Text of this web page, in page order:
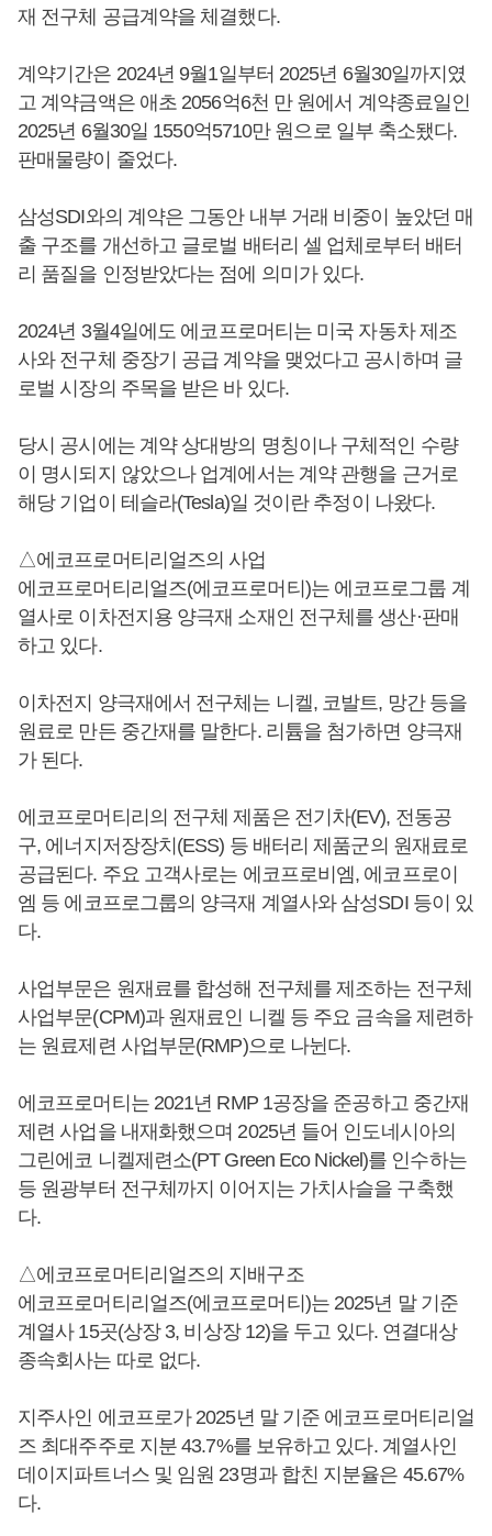
재 전구체 공급계약을 체결했다.
계약기간은 2024년 9월1일부터 2025년 6월30일까지였
고 계약금액은 애초 2056억6천 만 원에서 계약종료일인
2025년 6월30일 1550억5710만 원으로 일부 축소됐다.
판매물량이 줄었다.
삼성SDI와의 계약은 그동안 내부 거래 비중이 높았던 매
출 구조를 개선하고 글로벌 배터리 셀 업체로부터 배터
리 품질을 인정받았다는 점에 의미가 있다.
2024년 3월4일에도 에코프로머티는 미국 자동차 제조
사와 전구체 중장기 공급 계약을 맺었다고 공시하며 글
로벌 시장의 주목을 받은 바 있다.
당시 공시에는 계약 상대방의 명칭이나 구체적인 수량
이 명시되지 않았으나 업계에서는 계약 관행을 근거로
해당 기업이 테슬라(Tesla)일 것이란 추정이 나왔다.
△에코프로머티리얼즈의 사업
에코프로머티리얼즈(에코프로머티)는 에코프로그룹 계
열사로 이차전지용 양극재 소재인 전구체를 생산·판매
하고 있다.
이차전지 양극재에서 전구체는 니켈, 코발트, 망간 등을
원료로 만든 중간재를 말한다. 리튬을 첨가하면 양극재
가 된다.
에코프로머티리의 전구체 제품은 전기차(EV), 전동공
구, 에너지저장장치(ESS) 등 배터리 제품군의 원재료로
공급된다. 주요 고객사로는 에코프로비엠, 에코프로이
엠 등 에코프로그룹의 양극재 계열사와 삼성SDI 등이 있
다.
사업부문은 원재료를 합성해 전구체를 제조하는 전구체
사업부문(CPM)과 원재료인 니켈 등 주요 금속을 제련하
는 원료제련 사업부문(RMP)으로 나뉜다.
에코프로머티는 2021년 RMP 1공장을 준공하고 중간재
제련 사업을 내재화했으며 2025년 들어 인도네시아의
그린에코 니켈제련소(PT Green Eco Nickel)를 인수하는
등 원광부터 전구체까지 이어지는 가치사슬을 구축했
다.
△에코프로머티리얼즈의 지배구조
에코프로머티리얼즈(에코프로머티)는 2025년 말 기준
계열사 15곳(상장 3, 비상장 12)을 두고 있다. 연결대상
종속회사는 따로 없다.
지주사인 에코프로가 2025년 말 기준 에코프로머티리얼
즈 최대주주로 지분 43.7%를 보유하고 있다. 계열사인
데이지파트너스 및 임원 23명과 합친 지분율은 45.67%
다.